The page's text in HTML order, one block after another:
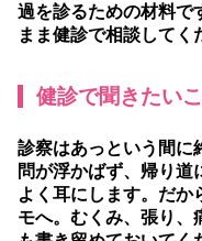
過を診るための材料で
まま健診で相談してく
健診で聞きたい
診察はあっという間に
問が浮かばず、帰り道
よく耳にします。だか
モへ。むくみ、張り、